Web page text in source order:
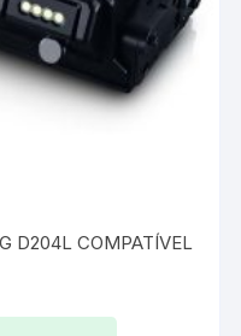
D204L COMPATÍVEL